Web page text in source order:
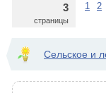
3
страницы
1 2
Сельское и